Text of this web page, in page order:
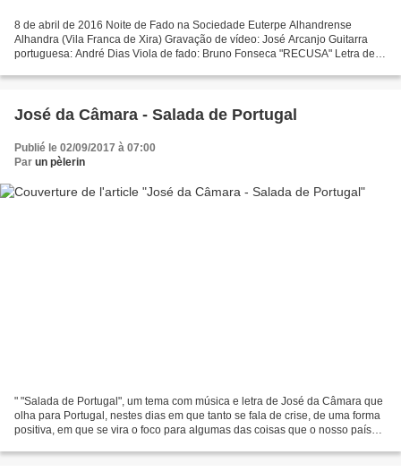
8 de abril de 2016 Noite de Fado na Sociedade Euterpe Alhandrense
Alhandra (Vila Franca de Xira) Gravação de vídeo: José Arcanjo Guitarra
portuguesa: André Dias Viola de fado: Bruno Fonseca "RECUSA" Letra de
José da Câmara - Salada de Portugal
Publié le 02/09/2017 à 07:00
Par un pèlerin
" "Salada de Portugal", um tema com música e letra de José da Câmara que
olha para Portugal, nestes dias em que tanto se fala de crise, de uma forma
positiva, em que se vira o foco para algumas das coisas que o nosso país